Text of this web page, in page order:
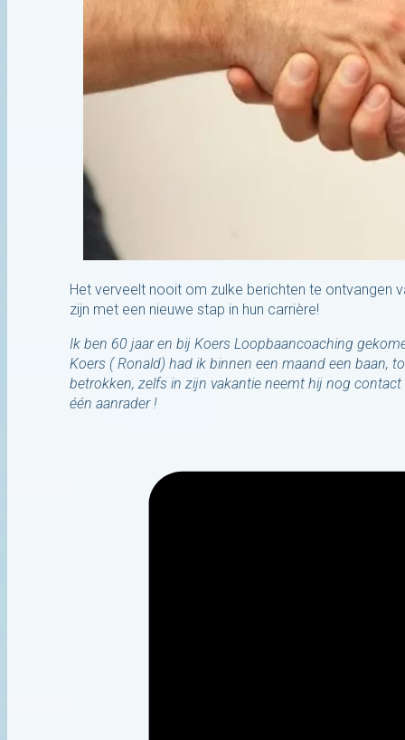
Het verveelt nooit om zulke berichten te ontvangen
zijn met een nieuwe stap in hun carrière!
Ik ben 60 jaar en bij Koers Loopbaancoaching
Koers ( Ronald) had ik binnen een maand een baan,
betrokken, zelfs in zijn vakantie neemt hij nog
één aanrader !